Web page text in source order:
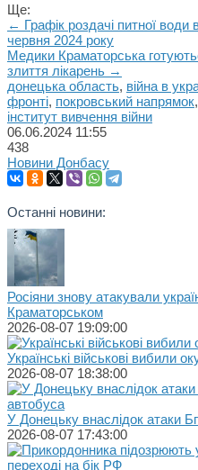
Ще:
← Графік роздачі питної води
червня 2024 року
Медики Краматорська
злиття лікарень →
донецька область, війна в
фронті, покровський напрямок,
інститут вивчення війни
06.06.2024 11:55
438
Новини Донбасу
Останні новини:
Росіяни знову атакували
Краматорськом
2026-08-07 19:09:00
Українські військові вибили
2026-08-07 18:38:00
У Донецьку внаслідок атаки
2026-08-07 17:43:00